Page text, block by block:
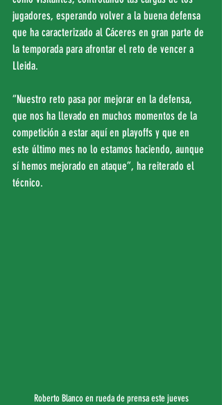
jugadores, esperando volver a la buena defensa
que ha caracterizado al Cáceres en gran parte de
la temporada para afrontar el reto de vencer a
Lleida.
“Nuestro reto pasa por mejorar en la defensa,
que nos ha llevado en muchos momentos de la
competición a estar aquí en playoffs y que en
este último mes no lo estamos haciendo, aunque
sí hemos mejorado en ataque”, ha reiterado el
técnico.
Roberto Blanco en rueda de prensa este jueves